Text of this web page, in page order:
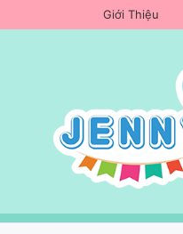
Giới Thiệu